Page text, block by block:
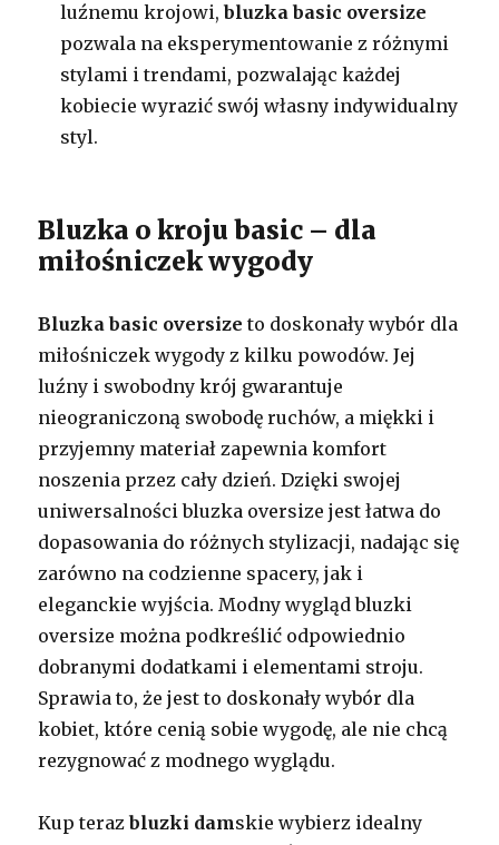
luźnemu krojowi, bluzka basic oversize
pozwala na eksperymentowanie z różnymi
stylami i trendami, pozwalając każdej
kobiecie wyrazić swój własny indywidualny
styl.
Bluzka o kroju basic – dla
miłośniczek wygody
Bluzka basic oversize to doskonały wybór dla
miłośniczek wygody z kilku powodów. Jej
luźny i swobodny krój gwarantuje
nieograniczoną swobodę ruchów, a miękki i
przyjemny materiał zapewnia komfort
noszenia przez cały dzień. Dzięki swojej
uniwersalności bluzka oversize jest łatwa do
dopasowania do różnych stylizacji, nadając się
zarówno na codzienne spacery, jak i
eleganckie wyjścia. Modny wygląd bluzki
oversize można podkreślić odpowiednio
dobranymi dodatkami i elementami stroju.
Sprawia to, że jest to doskonały wybór dla
kobiet, które cenią sobie wygodę, ale nie chcą
rezygnować z modnego wyglądu.
Kup terazbluzki damskie wybierz idealny